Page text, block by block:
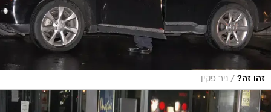
זהו זה? / ניר פקין